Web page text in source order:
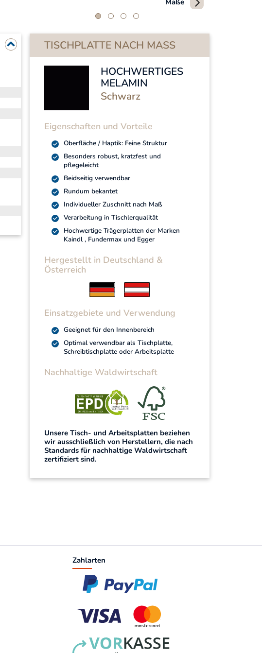
Maße
TISCHPLATTE NACH MASS
HOCHWERTIGES
MELAMIN
Schwarz
Eigenschaften und Vorteile
Oberfläche / Haptik: Feine Struktur
Besonders robust, kratzfest und
pflegeleicht
Beidseitig verwendbar
Rundum bekantet
Individueller Zuschnitt nach Maß
Verarbeitung in Tischlerqualität
Hochwertige Trägerplatten der Marken
Kaindl , Fundermax und Egger
Hergestellt in Deutschland &
Österreich
Einsatzgebiete und Verwendung
Geeignet für den Innenbereich
Optimal verwendbar als Tischplatte,
Schreibtischplatte oder Arbeitsplatte
Nachhaltige Waldwirtschaft
Unsere Tisch- und Arbeitsplatten beziehen
wir ausschließlich von Herstellern, die nach
Standards für nachhaltige Waldwirtschaft
zertifiziert sind.
Zahlarten